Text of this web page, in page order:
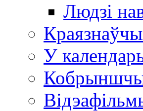
Людзі
У